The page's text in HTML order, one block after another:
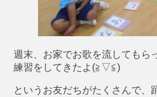
週末、お家でお歌を流してもら
練習をしてきたよ(≧▽≦)
というお友だちがたくさんで、